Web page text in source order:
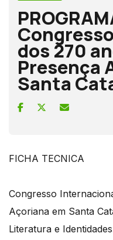
dos 270
Presença
Santa
FICHA TECNICA
Congresso
Açoriana em Santa
Literatura e